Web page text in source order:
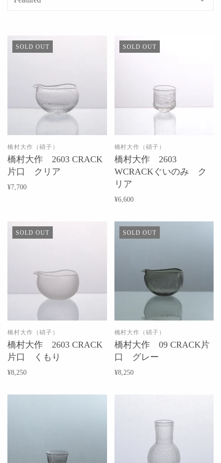
SOLD OUT
橋村大作（硝子）
橋村大作 2603 CRACK
片口 クリア
¥7,700
SOLD OUT
橋村大作（硝子）
橋村大作 2603
WCRACKぐいのみ ク
リア
¥6,600
SOLD OUT
橋村大作（硝子）
橋村大作 2603 CRACK
片口 くもり
¥8,250
SOLD OUT
橋村大作（硝子）
橋村大作 09 CRACK片
口 グレー
¥8,250